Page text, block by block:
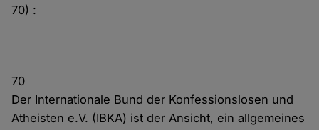
70) :
70
Der Internationale Bund der Konfessionslosen und
Atheisten e.V. (IBKA) ist der Ansicht, ein allgemeines